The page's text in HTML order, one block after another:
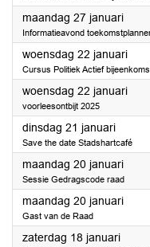
maandag 27 januari2025
Informatieavond
woensdag 22 januari2025
Cursus Politiek Actief
woensdag 22 januari2025
voorleesontbijt 2025
dinsdag 21 januari2025
Save the date Stadshartcafé
maandag 20 januari2025
Sessie Gedragscode raad
maandag 20 januari2025
Gast van de Raad
zaterdag 18 januari2025